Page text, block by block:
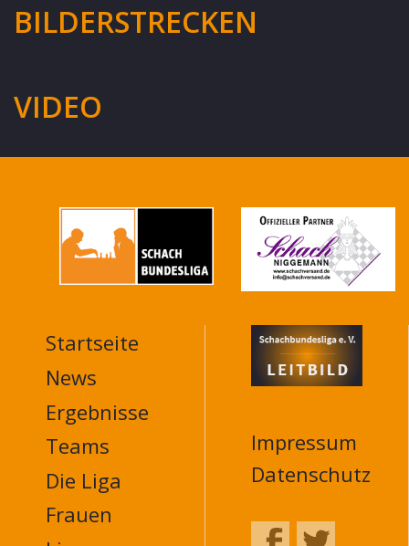
BILDERSTRECKEN
VIDEO
MAIN
NAVIGATION
FOOTER
Startseite
News
Ergebnisse
Teams
Die Liga
Frauen
Impressum
Datenschutz